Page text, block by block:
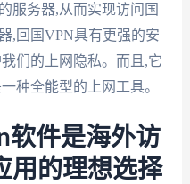
服务器,从而实现访问国
,回国VPN具有更强的安
们的上网隐私。而且,它
种全能型的上网工具。
软件是海外访
用的理想选择